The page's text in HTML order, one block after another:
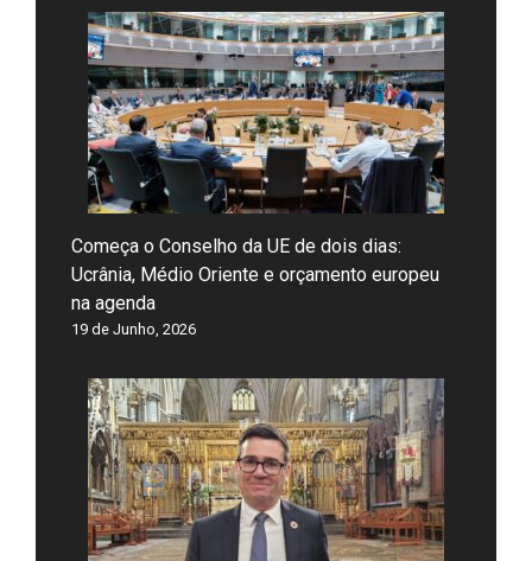
Começa o Conselho da UE de dois dias:
Ucrânia, Médio Oriente e orçamento europeu
na agenda
19 de Junho, 2026